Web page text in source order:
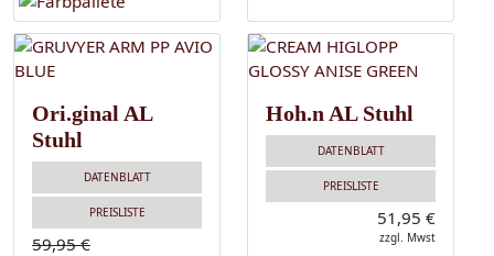
Ori.ginal AL
Stuhl
DATENBLATT
PREISLISTE
59,95 €
Hoh.n AL Stuhl
DATENBLATT
PREISLISTE
51,95 €
zzgl. Mwst